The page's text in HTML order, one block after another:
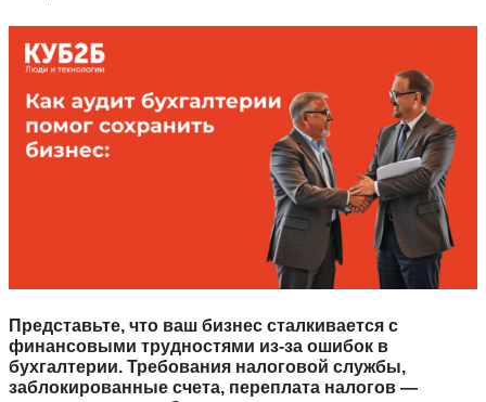
Представьте, что ваш бизнес сталкивается с
финансовыми трудностями из-за ошибок в
бухгалтерии. Требования налоговой службы,
заблокированные счета, переплата налогов —